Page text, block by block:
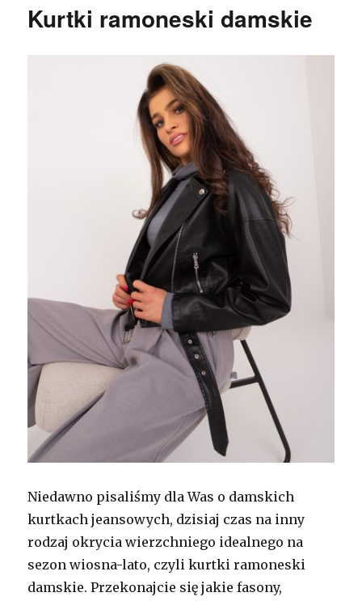
Kurtki ramoneski damskie
Niedawno pisaliśmy dla Was o damskich
kurtkach jeansowych, dzisiaj czas na inny
rodzaj okrycia wierzchniego idealnego na
sezon wiosna-lato, czyli kurtki ramoneski
damskie. Przekonajcie się jakie fasony,